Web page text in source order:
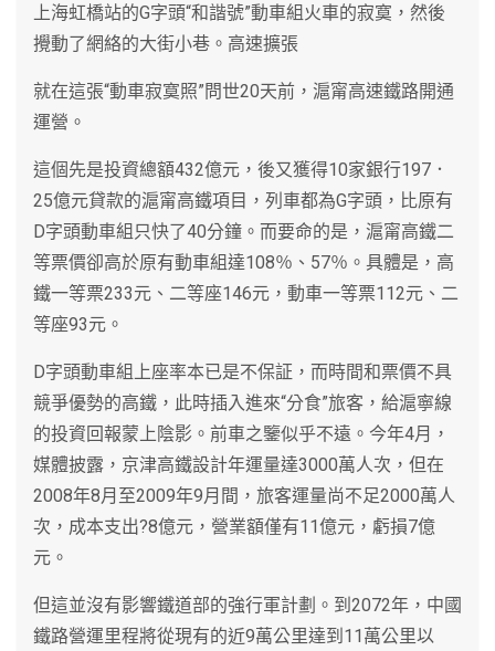
上海虹橋站的G字頭“和諧號”動車組火車的寂寞，然後
攪動了網絡的大街小巷。高速擴張
就在這張“動車寂寞照”問世20天前，滬甯高速鐵路開通
運營。
這個先是投資總額432億元，後又獲得10家銀行197．
25億元貸款的滬甯高鐵項目，列車都為G字頭，比原有
D字頭動車組只快了40分鐘。而要命的是，滬甯高鐵二
等票價卻高於原有動車組達108％、57％。具體是，高
鐵一等票233元、二等座146元，動車一等票112元、二
等座93元。
D字頭動車組上座率本已是不保証，而時間和票價不具
競爭優勢的高鐵，此時插入進來“分食”旅客，給滬寧線
的投資回報蒙上陰影。前車之鑒似乎不遠。今年4月，
媒體披露，京津高鐵設計年運量達3000萬人次，但在
2008年8月至2009年9月間，旅客運量尚不足2000萬人
次，成本支出?8億元，營業額僅有11億元，虧損7億
元。
但這並沒有影響鐵道部的強行軍計劃。到2072年，中國
鐵路營運里程將從現有的近9萬公里達到11萬公里以